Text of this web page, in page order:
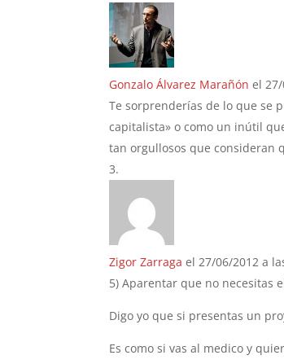
Gonzalo Álvarez Marañón el
Te sorprenderías de lo que se
capitalista» o como un inútil
tan orgullosos que consideran
Zigor Zarraga el 27/06/2012 a
5) Aparentar que no necesitas
Digo yo que si presentas un
Es como si vas al medico y